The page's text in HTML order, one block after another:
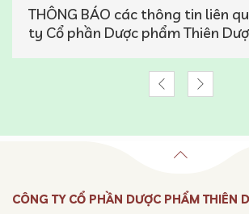
THÔNG BÁO các thông tin liên
ty Cổ phần Dược phẩm Thiên
CÔNG TY CỔ PHẦN DƯỢC PHẨM THIÊN